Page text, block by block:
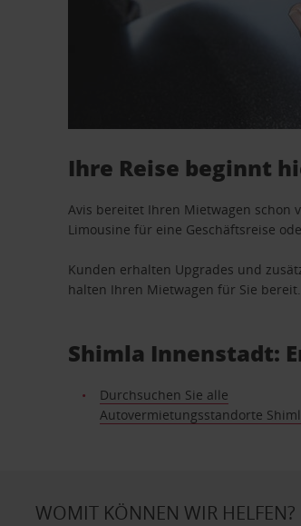
Ihre Reise beginnt
Avis bereitet Ihren Mietwagen schon
Limousine für eine Geschäftsreise
Kunden erhalten Upgrades und
halten Ihren Mietwagen für Sie bereit.
Shimla Innenstadt:
Durchsuchen Sie alle
Autovermietungsstandorte
WOMIT KÖNNEN WIR HELFEN?